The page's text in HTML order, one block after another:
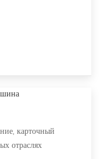
и это 8D Модель
карточный
отраслях